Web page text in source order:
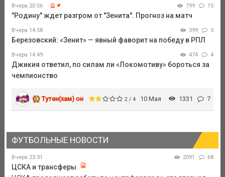
Вчера 20:56 799 15
"Родину" ждет разгром от "Зенита". Прогноз на матч
Вчера 14:58 399 5
Березовский: «Зенит» — явный фаворит на победу в РПЛ
Вчера 14:49 474 4
Джикия ответил, по силам ли «Локомотиву» бороться за
чемпионство
Тутен(хам) он 2 / 4 10 Мая 1331 7
ФУТБОЛЬНЫЕ НОВОСТИ
Вчера 23:31 2091 68
ЦСКА и трансферы